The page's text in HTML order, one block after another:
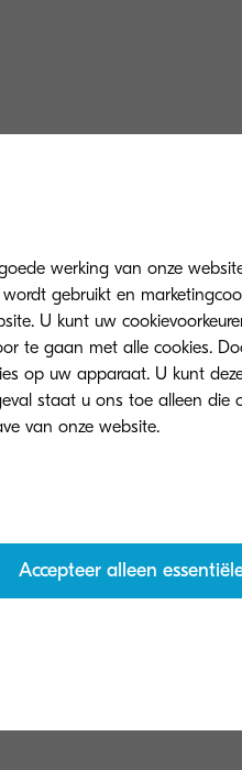
werking van onze
gebruikt en
U kunt uw
te gaan met alle cookies.
op uw apparaat. U kunt
staat u ons toe alleen
noodzakelijk zijn voor de correcte weergave van onze website.
Accepteer alleen